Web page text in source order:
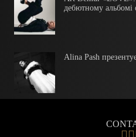
дебютному альбомі
Alina Pash